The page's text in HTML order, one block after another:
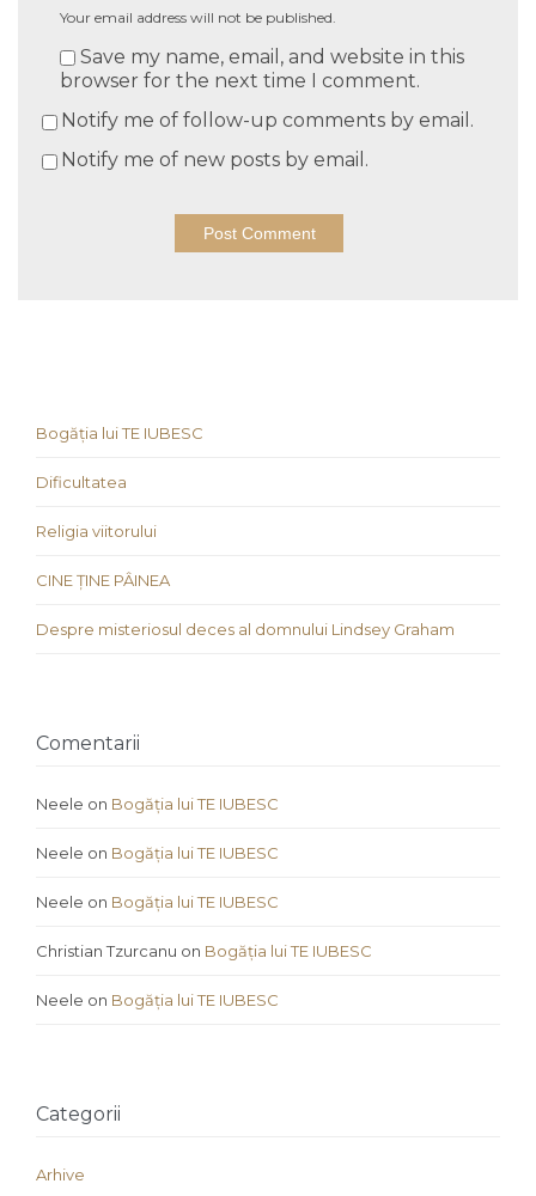
Your email address will not be published.
Save my name, email, and website in this
browser for the next time I comment.
Notify me of follow-up comments by email.
Notify me of new posts by email.
Bogăția lui TE IUBESC
Dificultatea
Religia viitorului
CINE ȚINE PÂINEA
Despre misteriosul deces al domnului Lindsey Graham
Comentarii
Neele on Bogăția lui TE IUBESC
Neele on Bogăția lui TE IUBESC
Neele on Bogăția lui TE IUBESC
Christian Tzurcanu on Bogăția lui TE IUBESC
Neele on Bogăția lui TE IUBESC
Categorii
Arhive